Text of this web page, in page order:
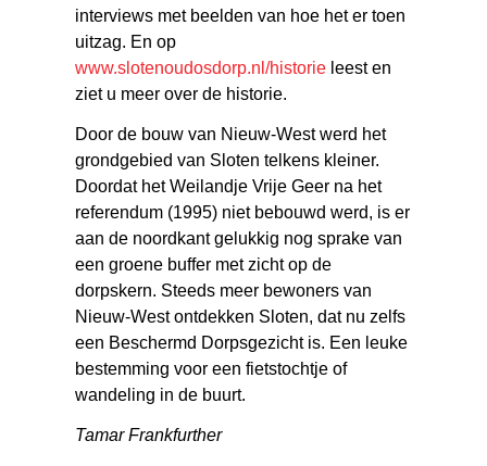
interviews met beelden van hoe het er toen
uitzag. En op
www.slotenoudosdorp.nl/historie leest en
ziet u meer over de historie.
Door de bouw van Nieuw-West werd het
grondgebied van Sloten telkens kleiner.
Doordat het Weilandje Vrije Geer na het
referendum (1995) niet bebouwd werd, is er
aan de noordkant gelukkig nog sprake van
een groene buffer met zicht op de
dorpskern. Steeds meer bewoners van
Nieuw-West ontdekken Sloten, dat nu zelfs
een Beschermd Dorpsgezicht is. Een leuke
bestemming voor een fietstochtje of
wandeling in de buurt.
Tamar Frankfurther